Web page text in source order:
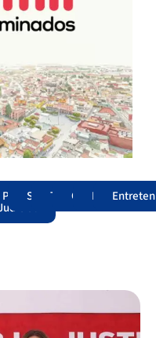
PoderSeguridadTrámites
OpiniónLomitos